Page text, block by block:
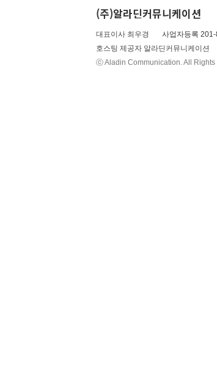
(주)알라딘커뮤니케이션
대표이사 최우경 사업자등록
호스팅 제공자 알라딘커뮤니케이션
ⓒ Aladin Communication. All Rights